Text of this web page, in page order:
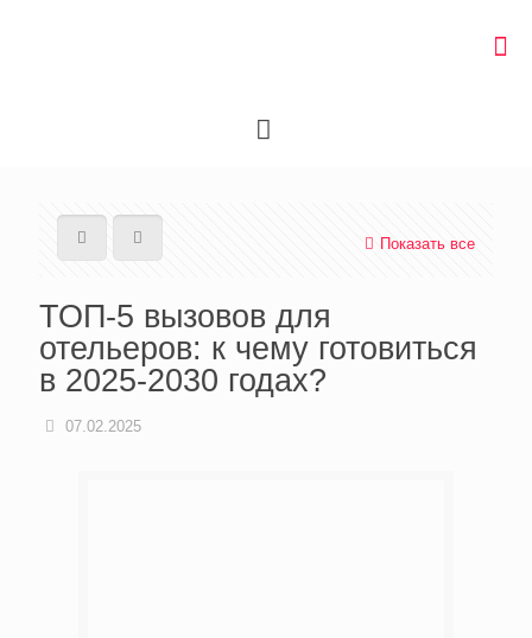
Показать все
ТОП-5 вызовов для
отельеров: к чему готовиться
в 2025-2030 годах?
07.02.2025